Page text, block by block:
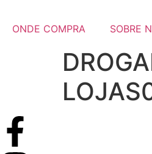
ONDE COMPRA SOBRE